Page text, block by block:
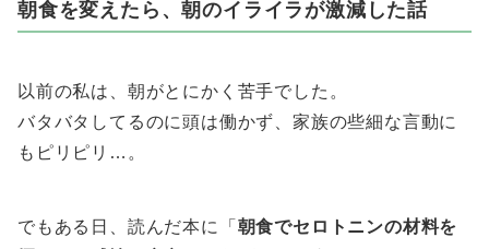
朝食を変えたら、朝のイライラが激減した話
以前の私は、朝がとにかく苦手でした。
バタバタしてるのに頭は働かず、家族の些細な言動に
もピリピリ…。
でもある日、読んだ本に「 朝食でセロトニンの材料を